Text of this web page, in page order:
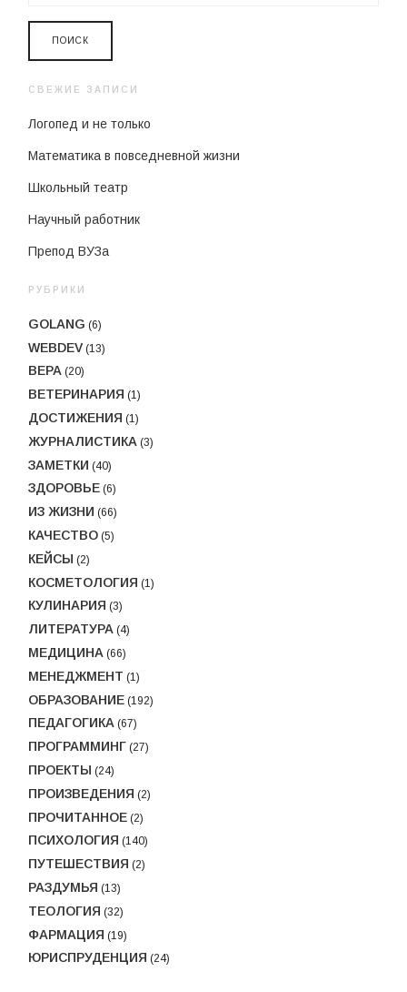
СВЕЖИЕ ЗАПИСИ
Логопед и не только
Математика в повседневной жизни
Школьный театр
Научный работник
Препод ВУЗа
РУБРИКИ
GOLANG (6)
WEBDEV (13)
ВЕРА (20)
ВЕТЕРИНАРИЯ (1)
ДОСТИЖЕНИЯ (1)
ЖУРНАЛИСТИКА (3)
ЗАМЕТКИ (40)
ЗДОРОВЬЕ (6)
ИЗ ЖИЗНИ (66)
КАЧЕСТВО (5)
КЕЙСЫ (2)
КОСМЕТОЛОГИЯ (1)
КУЛИНАРИЯ (3)
ЛИТЕРАТУРА (4)
МЕДИЦИНА (66)
МЕНЕДЖМЕНТ (1)
ОБРАЗОВАНИЕ (192)
ПЕДАГОГИКА (67)
ПРОГРАММИНГ (27)
ПРОЕКТЫ (24)
ПРОИЗВЕДЕНИЯ (2)
ПРОЧИТАННОЕ (2)
ПСИХОЛОГИЯ (140)
ПУТЕШЕСТВИЯ (2)
РАЗДУМЬЯ (13)
ТЕОЛОГИЯ (32)
ФАРМАЦИЯ (19)
ЮРИСПРУДЕНЦИЯ (24)